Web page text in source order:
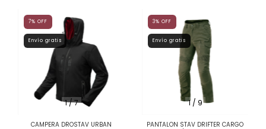
1/7
7% OFF
Envío gratis
CAMPERA DROSTAV URBAN
1/ 9
3% OFF
Envío gratis
PANTALON STAV DRIFTER CARGO